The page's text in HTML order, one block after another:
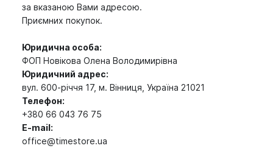
за вказаною Вами адресою.
Приємних покупок.
Юридична особа:
ФОП Новікова Олена Володимирівна
Юридичний адрес:
вул. 600-річчя 17, м. Вінниця, Україна 21021
Телефон:
+380 66 043 76 75
E-mail:
office@timestore.ua